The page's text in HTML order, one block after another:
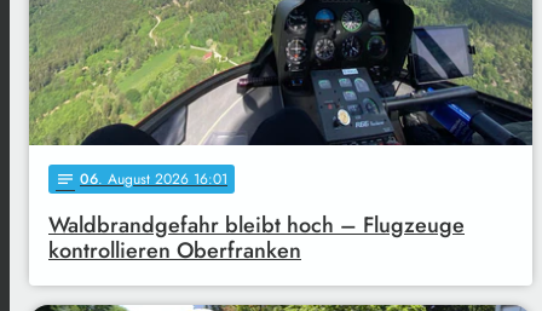
notes 06. August 2026 16:01
Waldbrandgefahr bleibt hoch – Flugzeuge
kontrollieren Oberfranken